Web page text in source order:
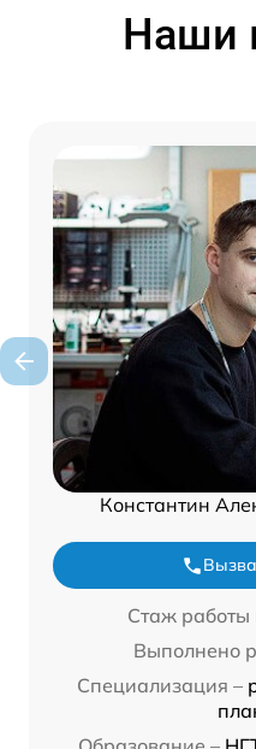
Наши
Константин
Стаж работы
Выполнено
Специализация –